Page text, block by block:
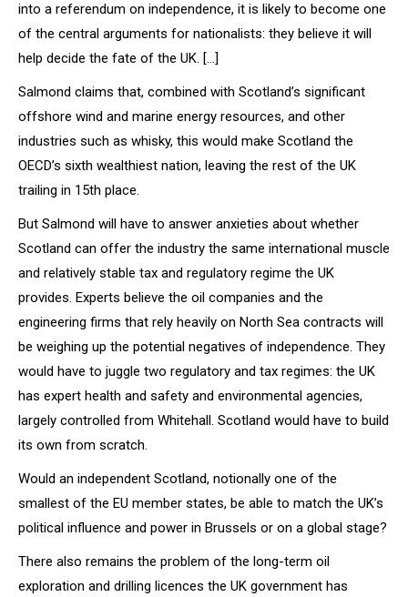
into a referendum on independence, it is likely to become one
of the central arguments for nationalists: they believe it will
help decide the fate of the UK. […]
Salmond claims that, combined with Scotland’s significant
offshore wind and marine energy resources, and other
industries such as whisky, this would make Scotland the
OECD’s sixth wealthiest nation, leaving the rest of the UK
trailing in 15th place.
But Salmond will have to answer anxieties about whether
Scotland can offer the industry the same international muscle
and relatively stable tax and regulatory regime the UK
provides. Experts believe the oil companies and the
engineering firms that rely heavily on North Sea contracts will
be weighing up the potential negatives of independence. They
would have to juggle two regulatory and tax regimes: the UK
has expert health and safety and environmental agencies,
largely controlled from Whitehall. Scotland would have to build
its own from scratch.
Would an independent Scotland, notionally one of the
smallest of the EU member states, be able to match the UK’s
political influence and power in Brussels or on a global stage?
There also remains the problem of the long-term oil
exploration and drilling licences the UK government has